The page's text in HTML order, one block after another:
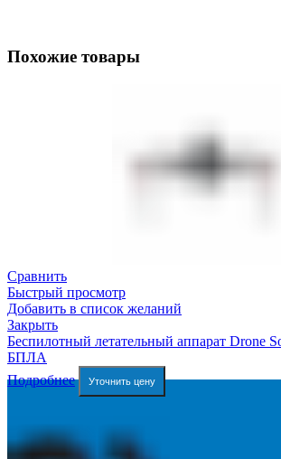
Похожие товары
Сравнить
Быстрый просмотр
Добавить в список желаний
Закрыть
Беспилотный летательный аппарат Drone
БПЛА
Подробнее
Уточнить цену